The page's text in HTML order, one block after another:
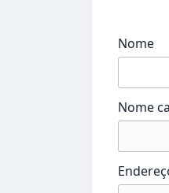
Nome
Nome